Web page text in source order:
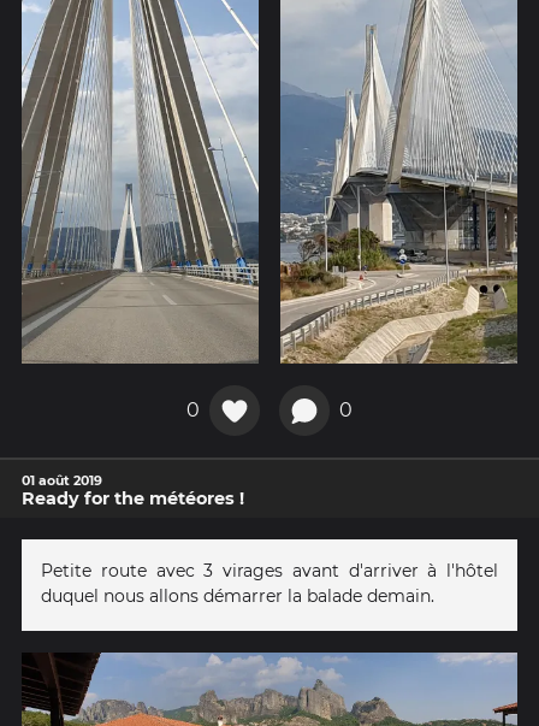
0 0
01 août 2019
Ready for the météores !
Petite route avec 3 virages avant d'arriver à l'hôtel
duquel nous allons démarrer la balade demain.